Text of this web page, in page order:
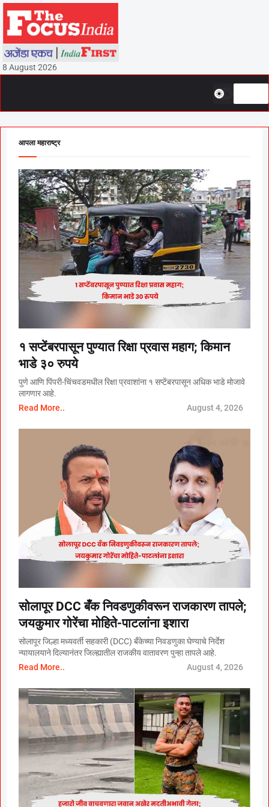
8 August 2026
आपला महाराष्ट्र
१ सप्टेंबरपासून पुण्यात रिक्षा प्रवास महाग; किमान
भाडे ३० रुपये
पुणे आणि पिंपरी-चिंचवडमधील रिक्षा प्रवाशांना १ सप्टेंबरपासून अधिक भाडे मोजावे
लागणार आहे.
Read More..
August 4, 2026
सोलापूर DCC बँक निवडणुकीवरून राजकारण तापले;
जयकुमार गोरेंचा मोहिते-पाटलांना इशारा
सोलापूर जिल्हा मध्यवर्ती सहकारी (DCC) बँकेच्या निवडणुका घेण्याचे निर्देश
न्यायालयाने दिल्यानंतर जिल्ह्यातील राजकीय वातावरण पुन्हा तापले आहे.
Read More..
August 4, 2026